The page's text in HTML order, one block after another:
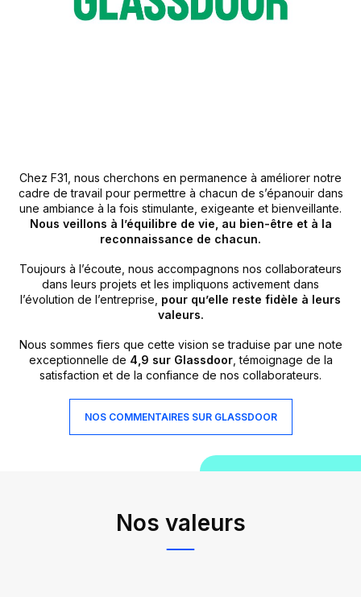
Chez F31, nous cherchons en permanence à améliorer notre
cadre de travail pour permettre à chacun de s’épanouir dans
une ambiance à la fois stimulante, exigeante et bienveillante.
Nous veillons à l’équilibre de vie, au bien-être et à la
reconnaissance de chacun.
Toujours à l’écoute, nous accompagnons nos collaborateurs
dans leurs projets et les impliquons activement dans
l’évolution de l’entreprise, pour qu’elle reste fidèle à leurs
valeurs.
Nous sommes fiers que cette vision se traduise par une note
exceptionnelle de 4,9 sur Glassdoor, témoignage de la
satisfaction et de la confiance de nos collaborateurs.
NOS COMMENTAIRES SUR GLASSDOOR
Nos valeurs